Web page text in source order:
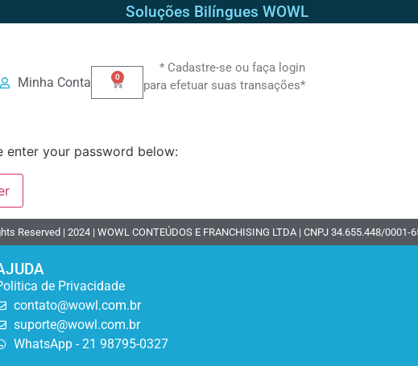
Soluções Bilíngues WOWL
Minha Conta 0
* Cadastre-se ou faça login
para efetuar suas transações*
your password below:
Reserved | 2024 | WOWL CONTEÚDOS E FRANCHISING LTDA | CNPJ 34.655.448/0001-
de Privacidade
contato@wowl.com.br
suporte@wowl.com.br
WhatsApp - 21 98795-0327